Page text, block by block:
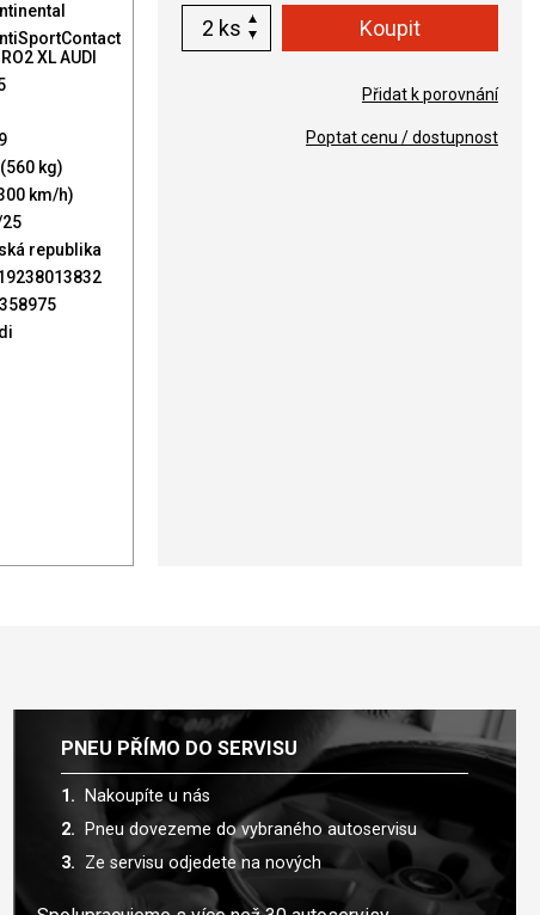
XL AUDI
kg)
km/h)
republika
ks
Přidat k porovnání
Poptat cenu / dostupnost
PNEU PŘÍMO DO SERVISU
Nakoupíte u nás
Pneu dovezeme do vybraného autoservisu
Ze servisu odjedete na nových